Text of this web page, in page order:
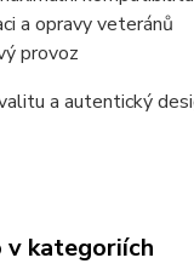
a opravy veteránů
provoz
a autentický
v kategoriích